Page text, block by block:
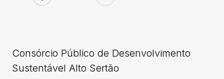
Consórcio Público de Desenvolvimento
Sustentável Alto Sertão